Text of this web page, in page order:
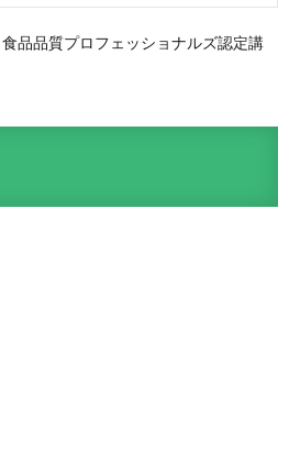
食品品質プロフェッショナルズ認定講